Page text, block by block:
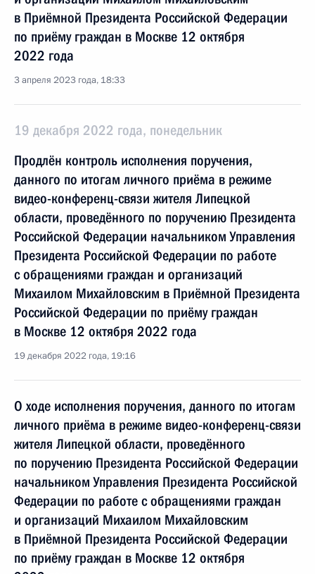
в Приёмной Президента Российской Федерации
по приёму граждан в Москве 12 октября
2022 года
3 апреля 2023 года, 18:33
19 декабря 2022 года, понедельник
Продлён контроль исполнения поручения,
данного по итогам личного приёма в режиме
видео-конференц-связи жителя Липецкой
области, проведённого по поручению Президента
Российской Федерации начальником Управления
Президента Российской Федерации по работе
с обращениями граждан и организаций
Михаилом Михайловским в Приёмной Президента
Российской Федерации по приёму граждан
в Москве 12 октября 2022 года
19 декабря 2022 года, 19:16
О ходе исполнения поручения, данного по итогам
личного приёма в режиме видео-конференц-связи
жителя Липецкой области, проведённого
по поручению Президента Российской Федерации
начальником Управления Президента Российской
Федерации по работе с обращениями граждан
и организаций Михаилом Михайловским
в Приёмной Президента Российской Федерации
по приёму граждан в Москве 12 октября